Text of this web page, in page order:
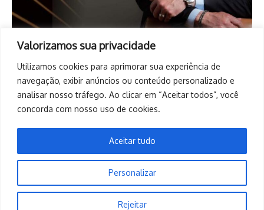
Valorizamos sua privacidade
Utilizamos cookies para aprimorar sua experiência de
navegação, exibir anúncios ou conteúdo personalizado e
analisar nosso tráfego. Ao clicar em “Aceitar todos”, você
concorda com nosso uso de cookies.
Personalizar
Rejeitar
Aceitar tudo
Copyright © 2026. Todos os direitos reservados. | Desenvolvido